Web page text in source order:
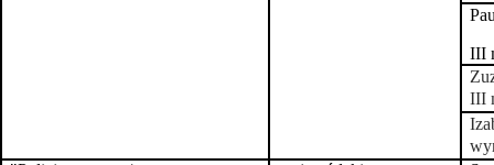
III
III